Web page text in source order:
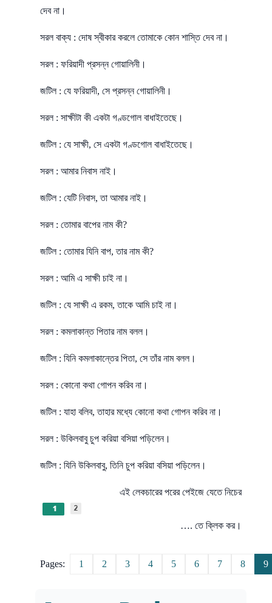
দেব না।
সরল বাক্য : দোষ স্বীকার করলে তোমাকে কোন শাস্তি দেব না।
সরল : ফরিয়াদী প্রসন্ন গোয়ালিনী।
জটিল : যে ফরিয়াদী, সে প্রসন্ন গোয়ালিনী।
সরল : সাক্ষীটা কী একটা গণ্ডগোল বাধাইতেছে।
জটিল : যে সাক্ষী, সে একটা গণ্ডগোল বাধাইতেছে।
সরল : আমার নিবাস নাই।
জটিল : যেটি নিবাস, তা আমার নাই।
সরল : তোমার বাপের নাম কী?
জটিল : তোমার যিনি বাপ, তার নাম কী?
সরল : আমি এ সাক্ষী চাই না।
জটিল : যে সাক্ষী এ রকম, তাকে আমি চাই না।
সরল : কমলাকান্ত পিতার নাম বলল।
জটিল : যিনি কমলাকান্তের পিতা, সে তাঁর নাম বলল।
সরল : কোনো কথা গোপন করিব না।
জটিল : যাহা বলিব, তাহার মধ্যে কোনো কথা গোপন করিব না।
সরল : উকিলবাবু চুপ করিয়া বসিয়া পড়িলেন।
জটিল : যিনি উকিলবাবু, তিনি চুপ করিয়া বসিয়া পড়িলেন।
এই লেকচারের পরের পেইজে যেতে নিচের
…. তে ক্লিক কর।
Pages: Page
1 Page
2 Page
3 Page
4 Page
5 Page
6 Page
7 Page
8 9